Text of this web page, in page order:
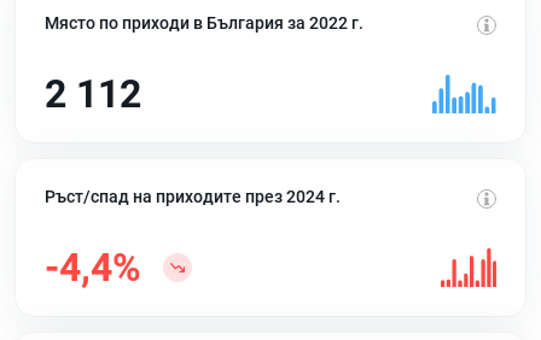
Място по приходи в България за 2022 г.
2 112
Ръст/спад на приходите през 2024 г.
-4,4%